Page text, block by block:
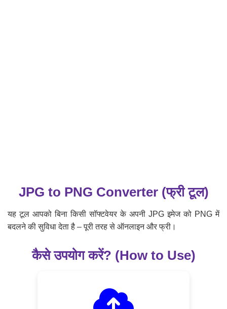
JPG to PNG Converter (फ्री टूल)
यह टूल आपको बिना किसी सॉफ्टवेयर के अपनी JPG इमेज को PNG में
बदलने की सुविधा देता है – पूरी तरह से ऑनलाइन और फ्री।
कैसे उपयोग करें? (How to Use)